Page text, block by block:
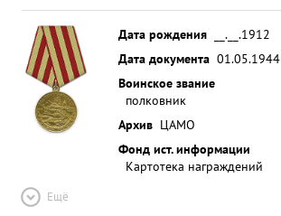
Дата рождения
__.__.1912
Дата документа 01.05.1944
Воинское звание
полковник
Архив ЦАМО
Фонд ист. информации
Картотека награждений
Ещё